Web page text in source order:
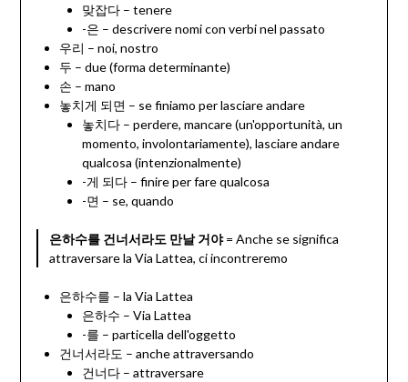
맞잡다 – tenere
-은 – descrivere nomi con verbi nel passato
우리 – noi, nostro
두 – due (forma determinante)
손 – mano
놓치게 되면 – se finiamo per lasciare andare
놓치다 – perdere, mancare (un'opportunità, un
momento, involontariamente), lasciare andare
qualcosa (intenzionalmente)
-게 되다 – finire per fare qualcosa
-면 – se, quando
은하수를 건너서라도 만날 거야= Anche se significa
attraversare la Via Lattea, ci incontreremo
은하수를 – la Via Lattea
은하수 – Via Lattea
-를 – particella dell'oggetto
건너서라도 – anche attraversando
건너다 – attraversare